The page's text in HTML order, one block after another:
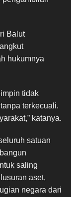
Balut
hukumnya
tidak
terkecuali.
katanya.
satuan
saling
aset,
negara dari